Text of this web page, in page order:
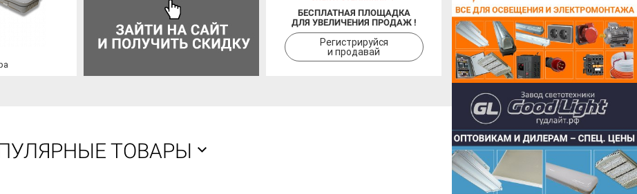
БЕСПЛАТНАЯ ПЛОЩАДКА
ДЛЯ УВЕЛИЧЕНИЯ ПРОДАЖ !
Регистрируйся
и продавай
ТОВАРЫ